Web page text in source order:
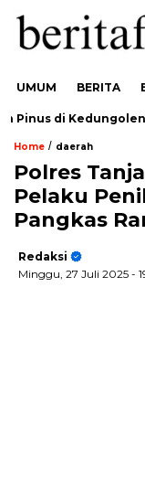
UMUM BERITA
di Kedungoleng
Home / daerah
Polres
Pelaku
Pangkas
Redaksi
Minggu, 27 Juli 2025 -